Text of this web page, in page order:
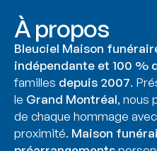
À propos
Bleuciel Maison
indépendante et 100 %
familles depuis 2007.
le Grand Montréal, nous
de chaque hommage
proximité. Maison